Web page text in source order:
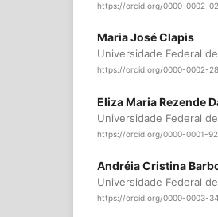
https://orcid.org/0000-0002-
Maria José Clapis
Universidade Federal
https://orcid.org/0000-0002-
Eliza Maria Rezende
Universidade Federal
https://orcid.org/0000-0001-
Andréia Cristina
Universidade Federal
https://orcid.org/0000-0003-